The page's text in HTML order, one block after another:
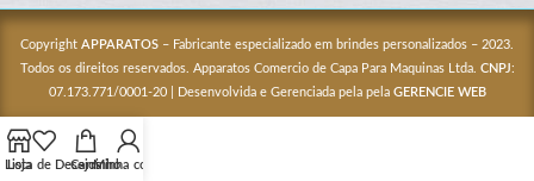
Copyright APPARATOS – Fabricante especializado em brindes personalizados – 2023.
Todos os direitos reservados. Apparatos Comercio de Capa Para Maquinas Ltda. CNPJ:
07.173.771/0001-20 | Desenvolvida e Gerenciada pela pela GERENCIE WEB
Loja
Lista de Desejos
CarrinhoMinha conta